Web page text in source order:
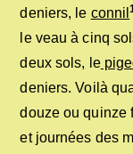
deniers, le connil
le veau à cinq
deux sols, le
deniers. Voilà
douze ou quinze
et journées des